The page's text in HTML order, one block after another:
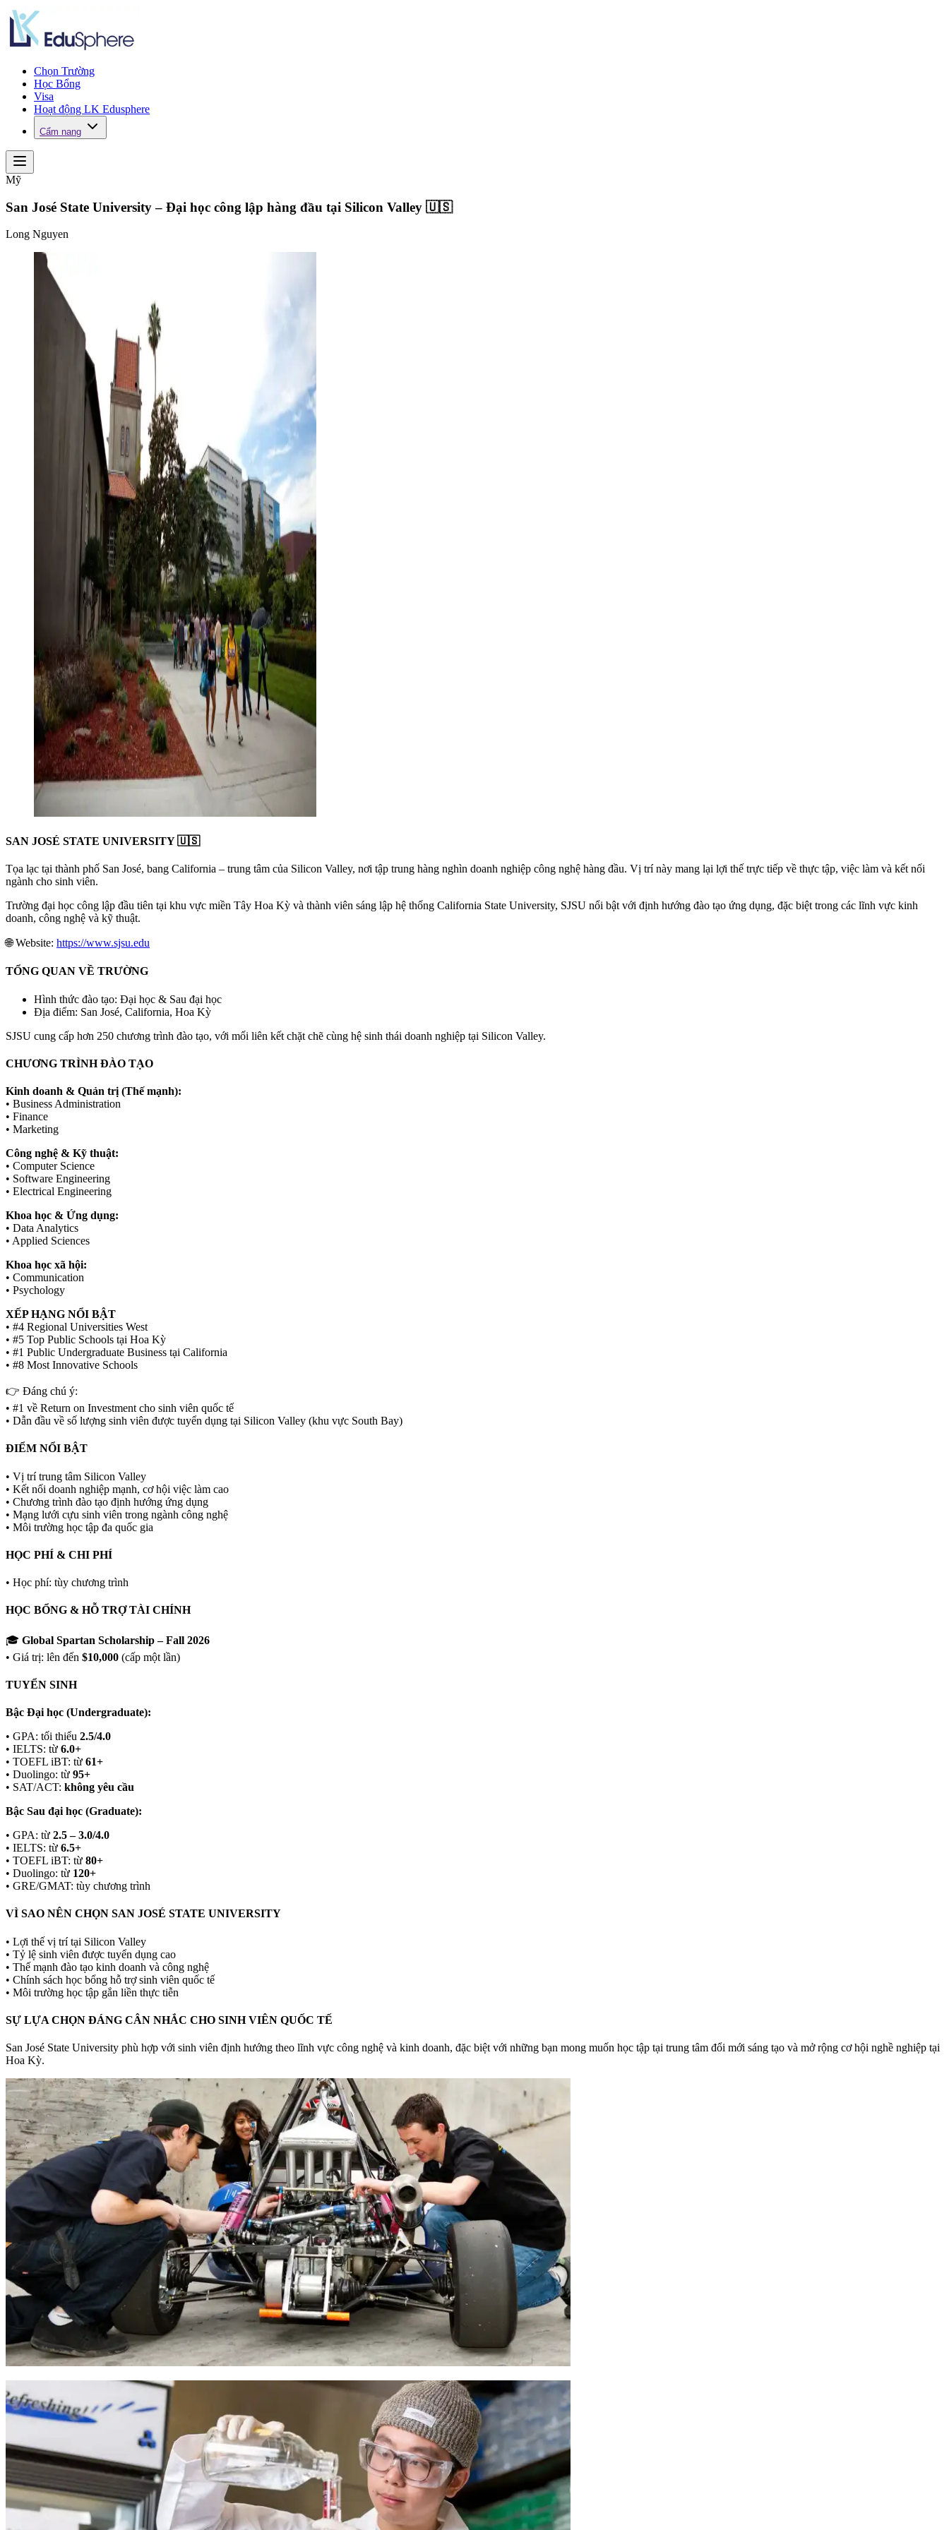
Chọn Trường
Học Bổng
Visa
Hoạt động LK Edusphere
Cẩm nang
Mỹ
San José State University – Đại học công lập hàng đầu tại Silicon Valley 🇺🇸
Long Nguyen
SAN JOSÉ STATE UNIVERSITY 🇺🇸
Tọa lạc tại thành phố San José, bang California – trung tâm của Silicon Valley, nơi tập trung hàng nghìn doanh nghiệp công nghệ hàng đầu. Vị trí này mang lại lợi thế trực tiếp về thực tập, việc làm và kết nối
ngành cho sinh viên.
Trường đại học công lập đầu tiên tại khu vực miền Tây Hoa Kỳ và thành viên sáng lập hệ thống California State University, SJSU nổi bật với định hướng đào tạo ứng dụng, đặc biệt trong các lĩnh vực kinh
doanh, công nghệ và kỹ thuật.
🌐 Website: https://www.sjsu.edu
TỔNG QUAN VỀ TRƯỜNG
Hình thức đào tạo: Đại học & Sau đại học
Địa điểm: San José, California, Hoa Kỳ
SJSU cung cấp hơn 250 chương trình đào tạo, với mối liên kết chặt chẽ cùng hệ sinh thái doanh nghiệp tại Silicon Valley.
CHƯƠNG TRÌNH ĐÀO TẠO
Kinh doanh & Quản trị (Thế mạnh):
• Business Administration
• Finance
• Marketing
Công nghệ & Kỹ thuật:
• Computer Science
• Software Engineering
• Electrical Engineering
Khoa học & Ứng dụng:
• Data Analytics
• Applied Sciences
Khoa học xã hội:
• Communication
• Psychology
XẾP HẠNG NỔI BẬT
• #4 Regional Universities West
• #5 Top Public Schools tại Hoa Kỳ
• #1 Public Undergraduate Business tại California
• #8 Most Innovative Schools
👉 Đáng chú ý:
• #1 về Return on Investment cho sinh viên quốc tế
• Dẫn đầu về số lượng sinh viên được tuyển dụng tại Silicon Valley (khu vực South Bay)
ĐIỂM NỔI BẬT
• Vị trí trung tâm Silicon Valley
• Kết nối doanh nghiệp mạnh, cơ hội việc làm cao
• Chương trình đào tạo định hướng ứng dụng
• Mạng lưới cựu sinh viên trong ngành công nghệ
• Môi trường học tập đa quốc gia
HỌC PHÍ & CHI PHÍ
• Học phí: tùy chương trình
HỌC BỔNG & HỖ TRỢ TÀI CHÍNH
🎓 Global Spartan Scholarship – Fall 2026
• Giá trị: lên đến $10,000 (cấp một lần)
TUYỂN SINH
Bậc Đại học (Undergraduate):
• GPA: tối thiểu 2.5/4.0
• IELTS: từ 6.0+
• TOEFL iBT: từ 61+
• Duolingo: từ 95+
• SAT/ACT: không yêu cầu
Bậc Sau đại học (Graduate):
• GPA: từ 2.5 – 3.0/4.0
• IELTS: từ 6.5+
• TOEFL iBT: từ 80+
• Duolingo: từ 120+
• GRE/GMAT: tùy chương trình
VÌ SAO NÊN CHỌN SAN JOSÉ STATE UNIVERSITY
• Lợi thế vị trí tại Silicon Valley
• Tỷ lệ sinh viên được tuyển dụng cao
• Thế mạnh đào tạo kinh doanh và công nghệ
• Chính sách học bổng hỗ trợ sinh viên quốc tế
• Môi trường học tập gắn liền thực tiễn
SỰ LỰA CHỌN ĐÁNG CÂN NHẮC CHO SINH VIÊN QUỐC TẾ
San José State University phù hợp với sinh viên định hướng theo lĩnh vực công nghệ và kinh doanh, đặc biệt với những bạn mong muốn học tập tại trung tâm đổi mới sáng tạo và mở rộng cơ hội nghề nghiệp tại
Hoa Kỳ.